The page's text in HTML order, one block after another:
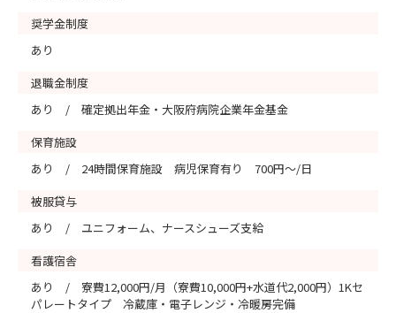
奨学金制度
あり
退職金制度
あり / 確定拠出年金・大阪府病院企業年金基金
保育施設
あり / 24時間保育施設 病児保育有り 700円～/日
被服貸与
あり / ユニフォーム、ナースシューズ支給
看護宿舎
あり / 寮費12,000円/月（寮費10,000円+水道代2,000円）1Kセ
パレートタイプ 冷蔵庫・電子レンジ・冷暖房完備